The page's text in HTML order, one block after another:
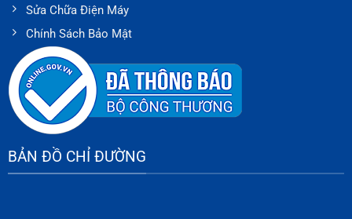
Sửa Chữa Điện Máy
Chính Sách Bảo Mật
BẢN ĐỒ CHỈ ĐƯỜNG